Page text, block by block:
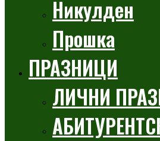
Никулден
Прошка
ПРАЗНИЦИ
ЛИЧНИ